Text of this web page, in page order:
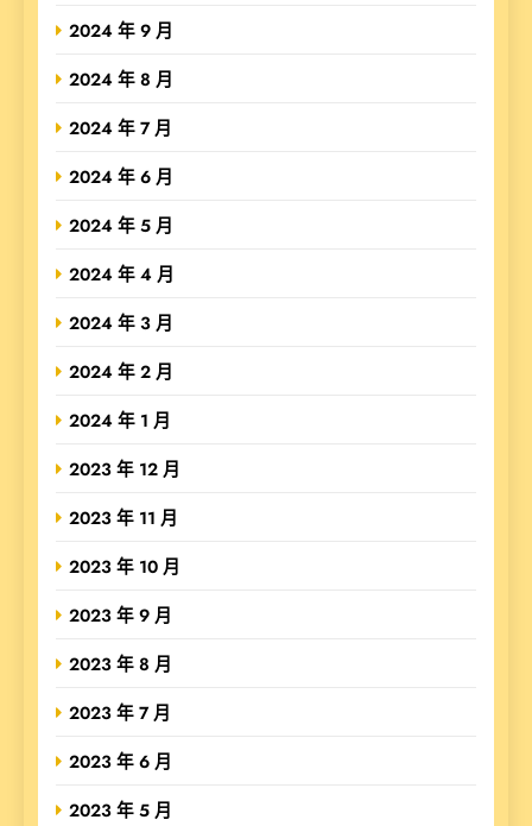
2024 年 9 月
2024 年 8 月
2024 年 7 月
2024 年 6 月
2024 年 5 月
2024 年 4 月
2024 年 3 月
2024 年 2 月
2024 年 1 月
2023 年 12 月
2023 年 11 月
2023 年 10 月
2023 年 9 月
2023 年 8 月
2023 年 7 月
2023 年 6 月
2023 年 5 月